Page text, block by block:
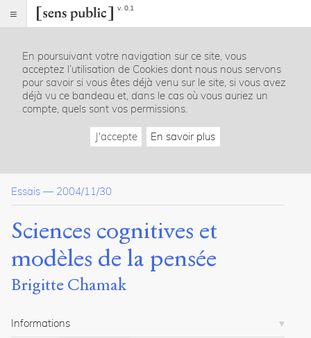
v. 0.1
Index
Article
Table
des
Théorie neuronale de la pensée
Conclusion
Dossier(s)
La représentation du vivant - Du
cerveau au comportement
Gérard
11
En poursuivant votre navigation sur ce site, vous
acceptez l’utilisation de Cookies dont nous nous servons
pour savoir si vous êtes déjà venu sur le site, si vous avez
déjà vu ce bandeau et, dans le cas où vous auriez un
compte, quels sont vos permissions.
J'accepte En savoir plus
Essais — 2004/11/30
Sciences cognitives et
modèles de la pensée
Brigitte Chamak
Informations